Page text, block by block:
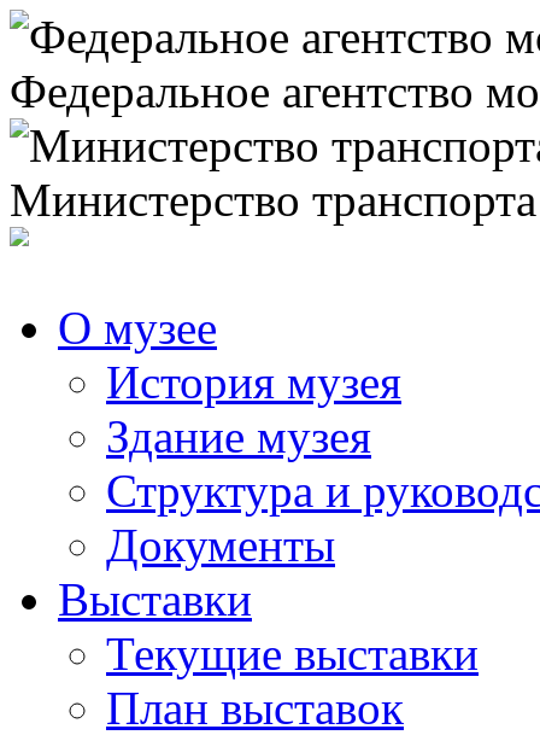
Федеральное агентство
Министерство
О музее
История музея
Здание музея
Структура и
Документы
Выставки
Текущие выставки
План выставок